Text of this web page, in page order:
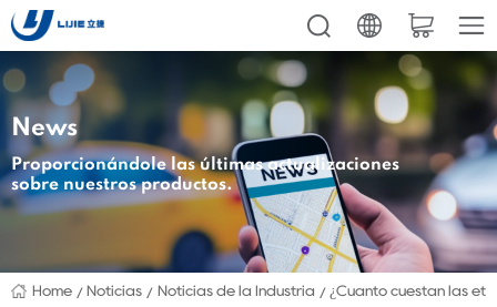
News
Proporcionándole las últimas actualizaciones
sobre nuestros productos.
Home Noticias Noticias de la Industria ¿Cuánto cuestan las